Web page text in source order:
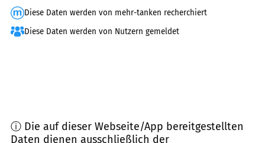
Diese Daten werden von mehr-tanken recherchiert
Diese Daten werden von Nutzern gemeldet
ⓘ Die auf dieser Webseite/App bereitgestellten
Daten dienen ausschließlich der